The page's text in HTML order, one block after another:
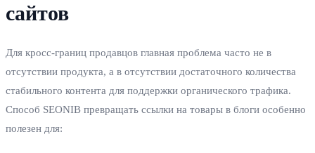
сайтов
Для кросс‑границ продавцов главная проблема часто не в
отсутствии продукта, а в отсутствии достаточного количества
стабильного контента для поддержки органического трафика.
Способ SEONIB превращать ссылки на товары в блоги особенно
полезен для: